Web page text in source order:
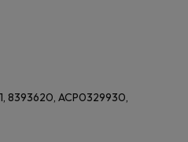
8393620, ACP0329930,